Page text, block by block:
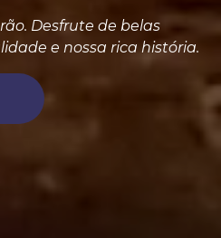
Desfrute de belas
e nossa rica história.